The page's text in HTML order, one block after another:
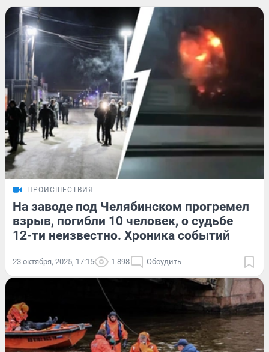
ПРОИСШЕСТВИЯ
На заводе под Челябинском прогремел
взрыв, погибли 10 человек, о судьбе
12-ти неизвестно. Хроника событий
23 октября, 2025, 17:15 1 898 Обсудить